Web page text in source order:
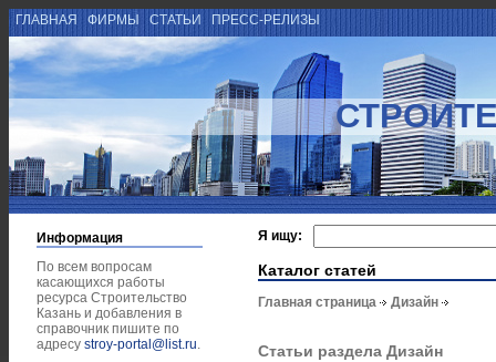
ГЛАВНАЯ ФИРМЫ СТАТЬИ ПРЕСС-РЕЛИЗЫ
Информация
По всем вопросам
касающихся работы
ресурса Строительство
Казань и добавления в
справочник пишите по
адресу stroy-portal@list.ru.
Я ищу:
Каталог статей
Главная страница Дизайн
Статьи раздела Дизайн